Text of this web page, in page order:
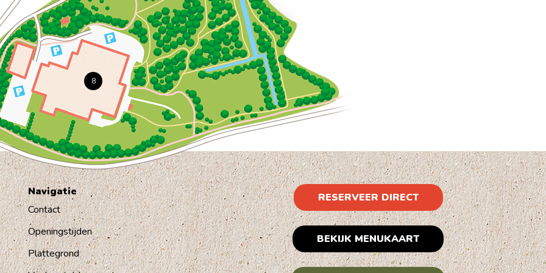
8
Navigatie
Contact
Openingstijden
Plattegrond
RESERVEER DIRECT
BEKIJK MENUKAART